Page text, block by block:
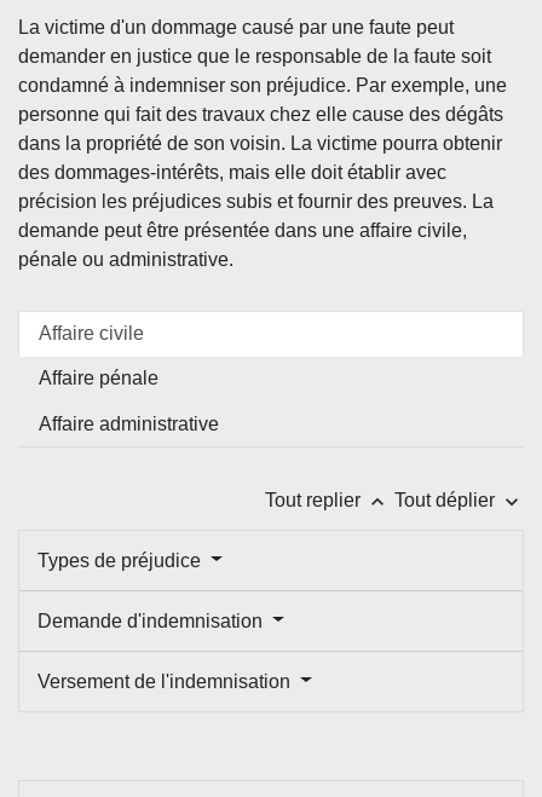
La victime d'un dommage causé par une faute peut
demander en justice que le responsable de la faute soit
condamné à indemniser son préjudice. Par exemple, une
personne qui fait des travaux chez elle cause des dégâts
dans la propriété de son voisin. La victime pourra obtenir
des dommages-intérêts, mais elle doit établir avec
précision les préjudices subis et fournir des preuves. La
demande peut être présentée dans une affaire civile,
pénale ou administrative.
Affaire civile
Affaire pénale
Affaire administrative
Tout replier keyboard_arrow_up Tout déplier keyboard_arrow_down
Types de préjudice
Demande d'indemnisation
Versement de l'indemnisation